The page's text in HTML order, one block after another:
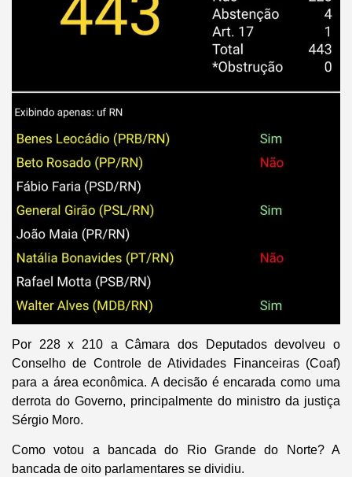
Por 228 x 210 a Câmara dos Deputados devolveu o
Conselho de Controle de Atividades Financeiras (Coaf)
para a área econômica. A decisão é encarada como uma
derrota do Governo, principalmente do ministro da justiça
Sérgio Moro.
Como votou a bancada do Rio Grande do Norte? A
bancada de oito parlamentares se dividiu.